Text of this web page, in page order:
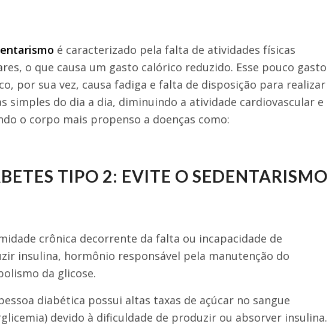
é caracterizado pela falta de atividades físicas
o que causa um gasto calórico reduzido. Esse pouco gasto
por sua vez, causa fadiga e falta de disposição para realizar
simples do dia a dia, diminuindo a atividade cardiovascular e
o corpo mais propenso a doenças como:
TIPO 2: EVITE O SEDENTARISMO
crônica decorrente da falta ou incapacidade de
insulina, hormônio responsável pela manutenção do
da glicose.
diabética possui altas taxas de açúcar no sangue
devido à dificuldade de produzir ou absorver insulina.